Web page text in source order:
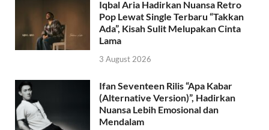
Iqbal Aria Hadirkan Nuansa Retro
Pop Lewat Single Terbaru “Takkan
Ada”, Kisah Sulit Melupakan Cinta
Lama
3 August 2026
Ifan Seventeen Rilis “Apa Kabar
(Alternative Version)”, Hadirkan
Nuansa Lebih Emosional dan
Mendalam